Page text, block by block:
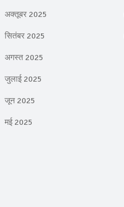
अक्तूबर 2025
सितंबर 2025
अगस्त 2025
जुलाई 2025
जून 2025
मई 2025